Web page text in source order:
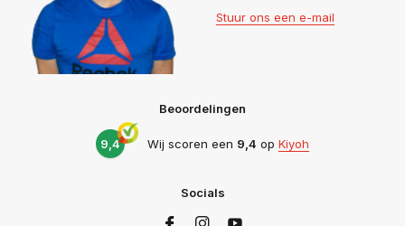
Stuur ons een e-mail
Beoordelingen
9,4 Wij scoren een 9,4 op Kiyoh
Socials